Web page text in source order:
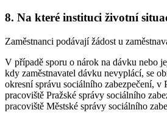
8. Na které instituci životní
Zaměstnanci podávají žádost u
V případě sporu o nárok na dávku nebo
kdy zaměstnavatel dávku nevyplácí, se
okresní správu sociálního zabezpečení, v
pracoviště Pražské správy sociálního
pracoviště Městské správy sociálního